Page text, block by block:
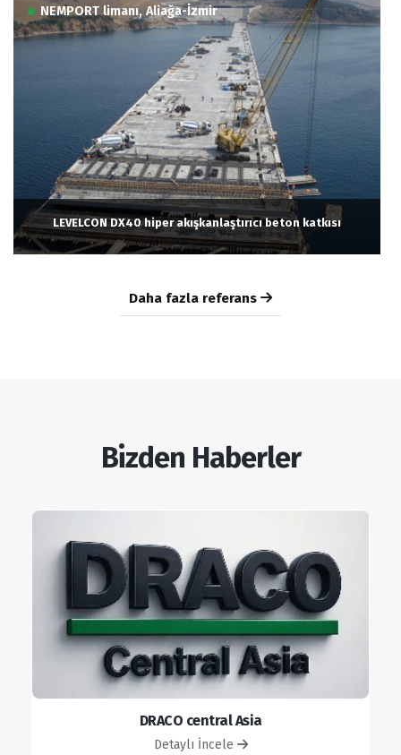
NEMPORT limanı, Aliağa-İzmir
LEVELCON DX40 hiper akışkanlaştırıcı beton katkısı
Daha fazla referans
Bizden Haberler
DRACO central Asia
Detaylı İncele